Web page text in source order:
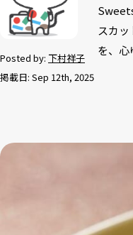
Posted by: 下村祥子
掲載日: Sep 12th, 2025
スカ
を、心